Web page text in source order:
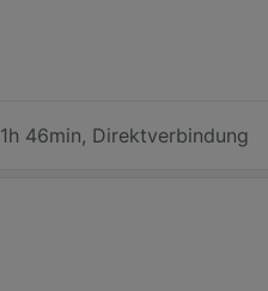
1h 46min, Direktverbindung